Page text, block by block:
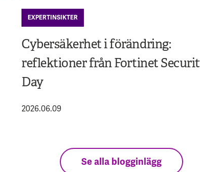
EXPERTINSIKTER
Cybersäkerhet i förändring:
reflektioner från Fortinet
Day
2026.06.09
Se alla blogginlägg